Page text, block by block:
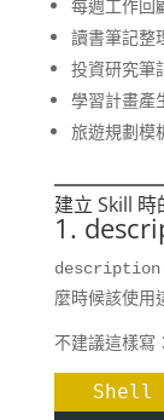
每週工作回
讀書筆記整
投資研究筆
學習計畫產
旅遊規劃模
建立 Skill
1.
description
麼時候該使用
不建議這樣寫：
Shell